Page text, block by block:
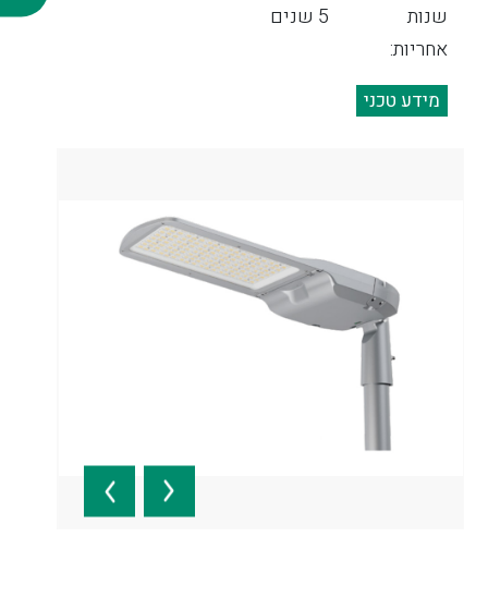
שנות
אחריות:
5 שנים
מידע טכני